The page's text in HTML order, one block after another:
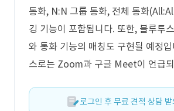
통화, N:N 그룹 통화, 전체 통화
깅 기능이 포함됩니다. 또한, 블루투
와 통화 기능의 매칭도 구현될 예정입
스로는 Zoom과 구글 Meet이 언급
로그인 후 무료 견적 상담